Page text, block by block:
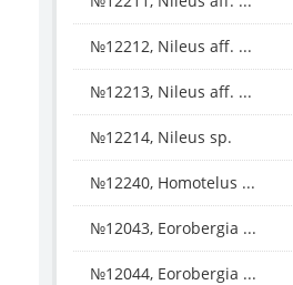
№12212, Nileus aff. ...
№12213, Nileus aff. ...
№12214, Nileus sp.
№12240, Homotelus ...
№12043, Eorobergia ...
№12044, Eorobergia ...